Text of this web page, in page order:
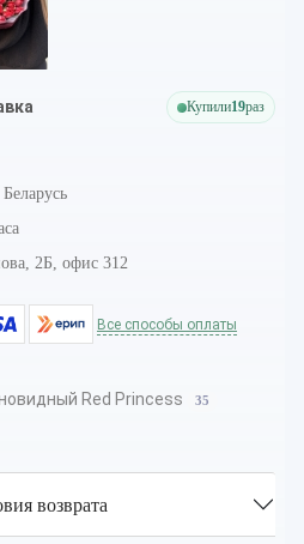
Купили19раз
2Б, офис 312
Все способы оплаты
Red Princess 35
возврата